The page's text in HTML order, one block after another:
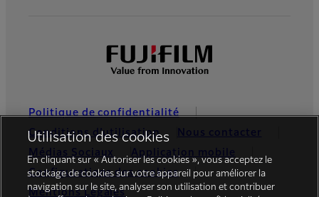
Politique de confidentialité
Conditions d’utilisation
Nous contacter
Médias Sociaux
Application mobile
Configurations des cookies
Mentions Légales
Utilisation des cookies
En cliquant sur « Autoriser les cookies », vous acceptez le
stockage de cookies sur votre appareil pour améliorer la
navigation sur le site, analyser son utilisation et contribuer